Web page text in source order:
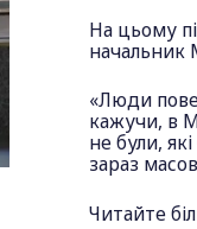
На цьому
начальник
«Люди
кажучи, в
не були,
зараз
Читайте